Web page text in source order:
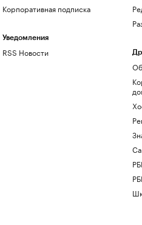
Корпоративная подписка
Уведомления
RSS Новости